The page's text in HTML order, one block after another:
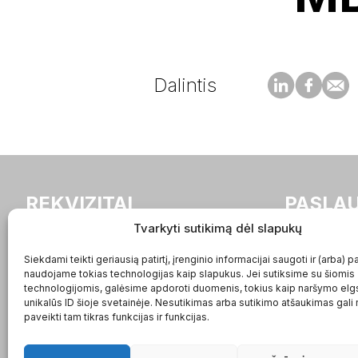
Tvarkyti sutikimą dėl slapukų
Siekdami teikti geriausią patirtį, įrenginio informacijai saugoti ir (arba)
naudojame tokias technologijas kaip slapukus. Jei sutiksime su šiomis
technologijomis, galėsime apdoroti duomenis, tokius kaip naršymo
unikalūs ID šioje svetainėje. Nesutikimas arba sutikimo atšaukimas gali
paveikti tam tikras funkcijas ir funkcijas.
Dalintis
REKVIZITAI
Įmonės kodas:
302936887
PVM kodas:
LT100007618618
tvarkymas
Buhalterinė
Buhalterinė